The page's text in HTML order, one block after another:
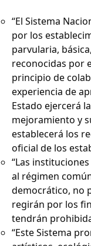
“El Sistema
por los
parvularia,
reconocidas por
principio de
experiencia de
Estado ejercerá
mejoramiento y
establecerá los
oficial de los
“Las
al régimen
democrático, no
regirán por los
tendrán
“Este Sistema